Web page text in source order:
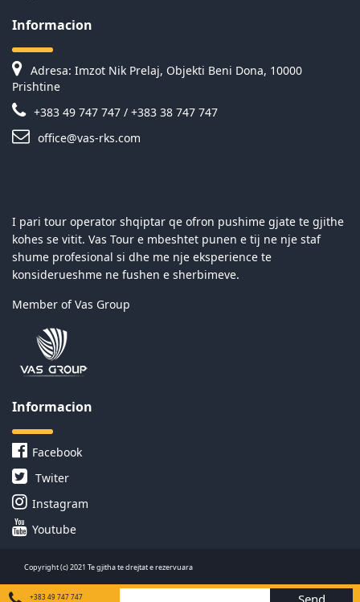
Informacion
Adresa: Imzot Nik Prelaj, Objekti Beni Dona, 10000
Prishtine
+383 49 747 747 / +383 38 747 747
office@vas-rks.com
I pari tour operator shqiptar qe ofron pushime gjate te gjithe
kohes se vitit. Vas Tour e mbeshtet punen e tij ne nje staf
shume profesional si dhe me nje eksperience te
konsiderueshme ne fushen e sherbimeve.
Member of Vas Group
Informacion
Facebook
Twiter
Instagram
Youtube
Copyright (c) 2021 Te gjitha te drejtat e rezervuara
+383 49 747 747